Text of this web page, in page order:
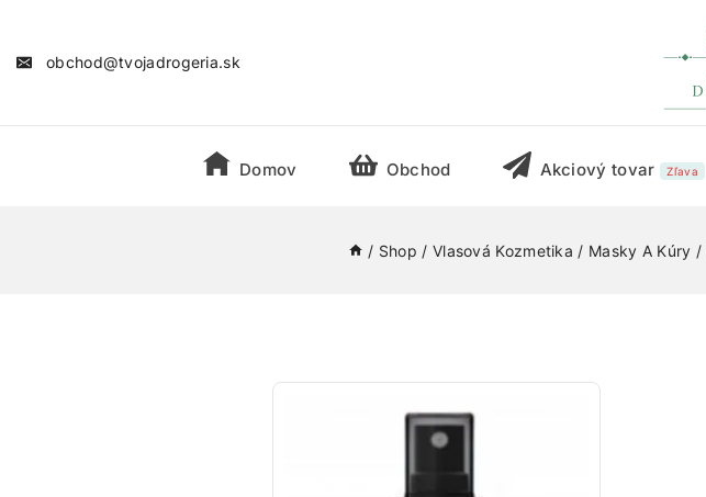
obchod@tvojadrogeria.sk
Domov Obchod Akciový tovar Zľava
/ Shop / Vlasová Kozmetika / Masky A Kúry /